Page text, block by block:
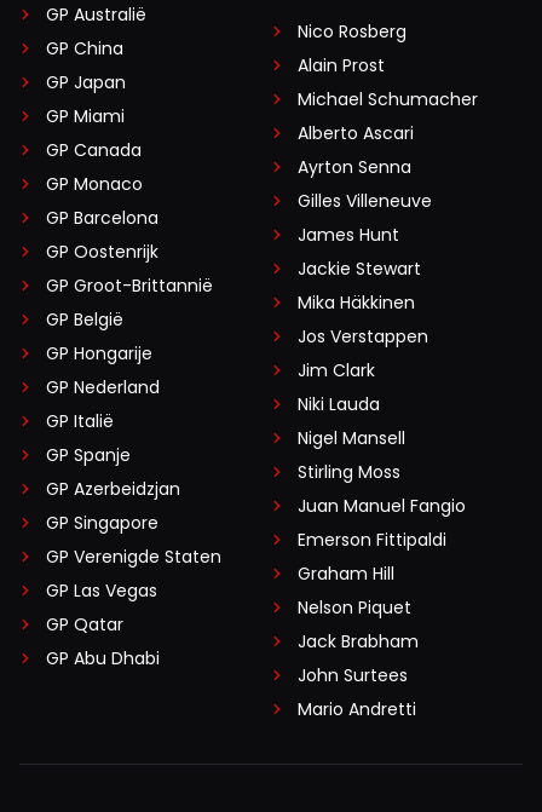
GP Australië
GP China
GP Japan
GP Miami
GP Canada
GP Monaco
GP Barcelona
GP Oostenrijk
GP Groot-Brittannië
GP België
GP Hongarije
GP Nederland
GP Italië
GP Spanje
GP Azerbeidzjan
GP Singapore
GP Verenigde Staten
GP Las Vegas
GP Qatar
GP Abu Dhabi
Nico Rosberg
Alain Prost
Michael Schumacher
Alberto Ascari
Ayrton Senna
Gilles Villeneuve
James Hunt
Jackie Stewart
Mika Häkkinen
Jos Verstappen
Jim Clark
Niki Lauda
Nigel Mansell
Stirling Moss
Juan Manuel Fangio
Emerson Fittipaldi
Graham Hill
Nelson Piquet
Jack Brabham
John Surtees
Mario Andretti